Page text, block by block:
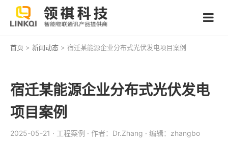
首页 > 新闻动态 > 宿迁某能源企业分布式光伏发电项目案例
宿迁某能源企业分布式光伏发电
项目案例
2025-05-21 · 工程案例 · 作者：Dr.Zhang · 编辑：zhangbo